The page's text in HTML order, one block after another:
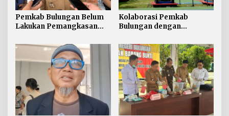
Pemkab Bulungan Belum
Lakukan Pemangkasan
Ada Arahan Pusat
Kolaborasi Pemkab
Bulungan dengan
Desa/Kelurahan Satu
Sarjana